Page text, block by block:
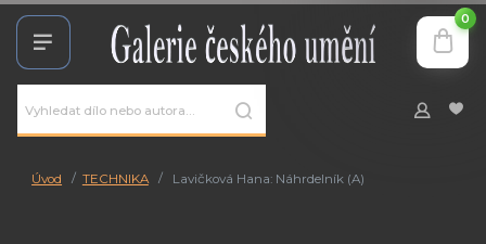
0
Úvod TECHNIKA Lavičková Hana: Náhrdelník (A)